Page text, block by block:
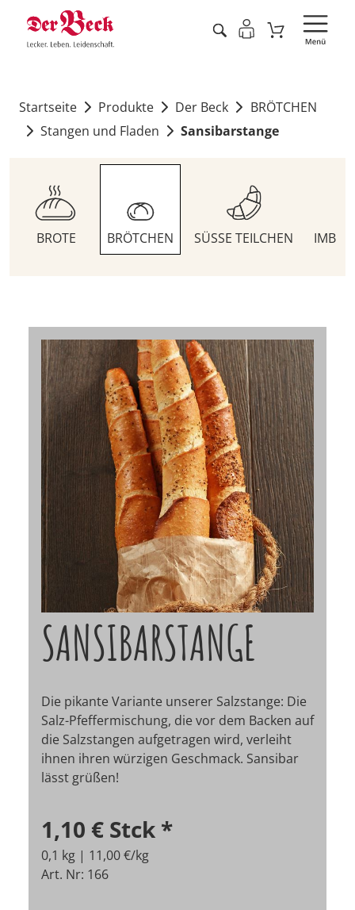
Startseite Produkte Der Beck
BRÖTCHEN
Stangen und Fladen
Sansibarstange
BROTE BRÖTCHEN SÜSSE TEILCHEN
SANSIBARSTANGE
Die pikante Variante unserer Salzstange: Die
Salz-Pfeffermischung, die vor dem Backen auf
die Salzstangen aufgetragen wird, verleiht
ihnen ihren würzigen Geschmack. Sansibar
lässt grüßen!
1,10 € Stck *
0,1 kg | 11,00 €/kg
Art. Nr: 166